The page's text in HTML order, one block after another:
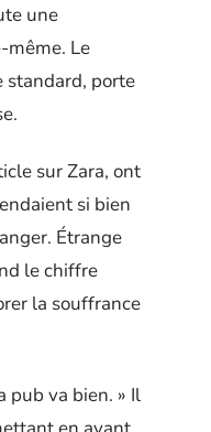
une
même. Le
standard, porte
sur Zara, ont
si bien
Étrange
le chiffre
la souffrance
pub va bien. » Il